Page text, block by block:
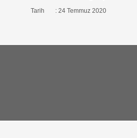
Tarih : 24 Temmuz 2020
Tüm Hakları